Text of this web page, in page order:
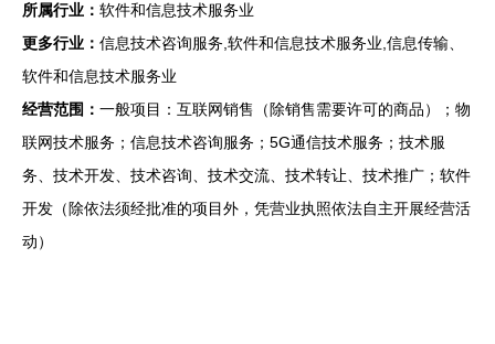
所属行业： 软件和信息技术服务业
更多行业： 信息技术咨询服务,软件和信息技术服务业,信息传输、
软件和信息技术服务业
经营范围： 一般项目：互联网销售（除销售需要许可的商品）；物
联网技术服务；信息技术咨询服务；5G通信技术服务；技术服
务、技术开发、技术咨询、技术交流、技术转让、技术推广；软件
开发（除依法须经批准的项目外，凭营业执照依法自主开展经营活
动）